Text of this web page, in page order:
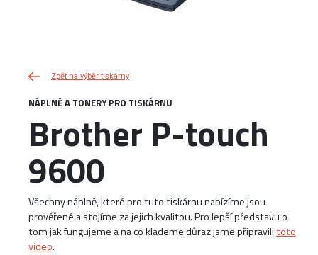
Zpět na výběr tiskárny
NÁPLNĚ A TONERY PRO TISKÁRNU
Brother P-touch
9600
Všechny náplně, které pro tuto tiskárnu nabízíme jsou
prověřené a stojíme za jejich kvalitou. Pro lepší představu o
tom jak fungujeme a na co klademe důraz jsme připravilitoto
video.